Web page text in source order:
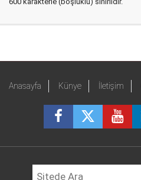
Anasayfa Künye İletişim